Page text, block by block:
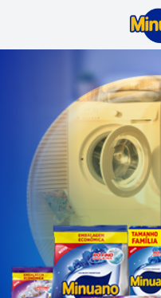
Mais buscados: Produtos
Nossa história